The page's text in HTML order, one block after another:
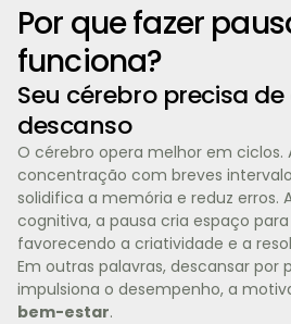
Por que fazer
funciona?
Seu cérebro precisa
descanso
O cérebro opera melhor em ciclos.
concentração com breves
solidifica a memória e reduz erros.
cognitiva, a pausa cria espaço
favorecendo a criatividade e a
Em outras palavras, descansar por
impulsiona o desempenho, a
bem-estar.